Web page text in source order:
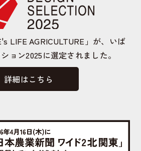
LIFE AGRICULTURE」が、いば
ョン2025に選定されました。
詳細はこちら